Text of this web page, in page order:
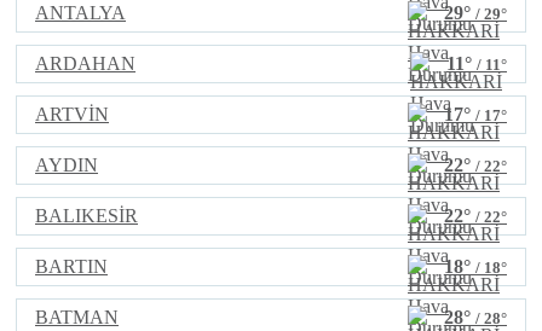
ANTALYA 29° / 29°
ARDAHAN 11° / 11°
ARTVİN 17° / 17°
AYDIN 22° / 22°
BALIKESİR 22° / 22°
BARTIN 18° / 18°
BATMAN 28° / 28°